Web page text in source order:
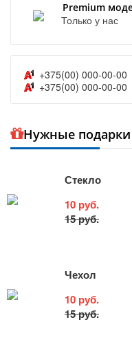
Premium
Только у нас
+375(00) 000-00-00
+375(00) 000-00-00
Нужные подарки
Стекло
10 руб.
15 руб.
Чехол
10 руб.
15 руб.